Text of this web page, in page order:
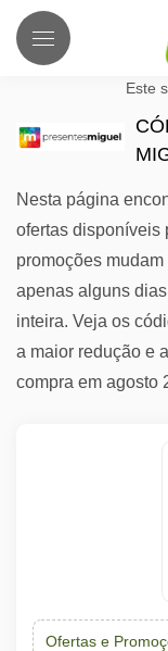
Este
Nesta página
ofertas disponíveis
promoções
apenas alguns
inteira. Veja os
a maior redução e
compra em agosto
Ofertas e